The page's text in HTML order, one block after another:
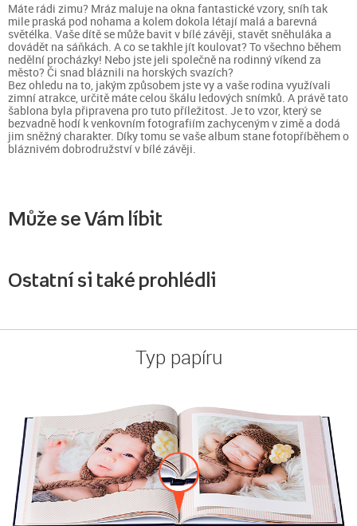
Máte rádi zimu? Mráz maluje na okna fantastické vzory, sníh tak
mile praská pod nohama a kolem dokola létají malá a barevná
světélka. Vaše dítě se může bavit v bílé závěji, stavět sněhuláka a
dovádět na sáňkách. A co se takhle jít koulovat? To všechno během
nedělní procházky! Nebo jste jeli společně na rodinný víkend za
město? Či snad bláznili na horských svazích?
Bez ohledu na to, jakým způsobem jste vy a vaše rodina využívali
zimní atrakce, určitě máte celou škálu ledových snímků. A právě tato
šablona byla připravena pro tuto příležitost. Je to vzor, který se
bezvadně hodí k venkovním fotografiím zachyceným v zimě a dodá
jim sněžný charakter. Díky tomu se vaše album stane fotopříběhem o
bláznivém dobrodružství v bílé závěji.
Může se Vám líbit
Ostatní si také prohlédli
Typ papíru